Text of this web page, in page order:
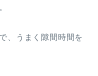
、うまく隙間時間を